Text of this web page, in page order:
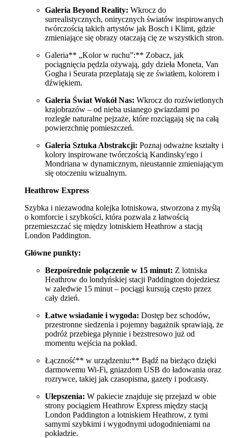
Galeria Beyond Reality: Wkrocz do
surrealistycznych, onirycznych światów inspirowanych
twórczością takich artystów jak Bosch i Klimt, gdzie
zmieniające się obrazy otaczają cię ze wszystkich stron.
Galeria** „Kolor w ruchu”:** Zobacz, jak
pociągnięcia pędzla ożywają, gdy dzieła Moneta, Van
Gogha i Seurata przeplatają się ze światłem, kolorem i
dźwiękiem.
Galeria Świat Wokół Nas: Wkrocz do rozświetlonych
krajobrazów – od nieba usianego gwiazdami po
rozległe naturalne pejzaże, które rozciągają się na całą
powierzchnię pomieszczeń.
Galeria Sztuka Abstrakcji: Poznaj odważne kształty i
kolory inspirowane twórczością Kandinsky'ego i
Mondriana w dynamicznym, nieustannie zmieniającym
się otoczeniu wizualnym.
Heathrow Express
Szybka i niezawodna kolejka lotniskowa, stworzona z myślą
o komforcie i szybkości, która pozwala z łatwością
przemieszczać się między lotniskiem Heathrow a stacją
London Paddington.
Główne punkty:
Bezpośrednie połączenie w 15 minut: Z lotniska
Heathrow do londyńskiej stacji Paddington dojedziesz
w zaledwie 15 minut – pociągi kursują często przez
cały dzień.
Łatwe wsiadanie i wygoda: Dostęp bez schodów,
przestronne siedzenia i pojemny bagażnik sprawiają, że
podróż przebiega płynnie i bezstresowo już od
momentu wejścia na pokład.
Łączność** w urządzeniu:** Bądź na bieżąco dzięki
darmowemu Wi-Fi, gniazdom USB do ładowania oraz
rozrywce, takiej jak czasopisma, gazety i podcasty.
Ulepszenia: W pakiecie znajduje się przejazd w obie
strony pociągiem Heathrow Express między stacją
London Paddington a lotniskiem Heathrow, z tymi
samymi szybkimi i wygodnymi udogodnieniami na
pokładzie.